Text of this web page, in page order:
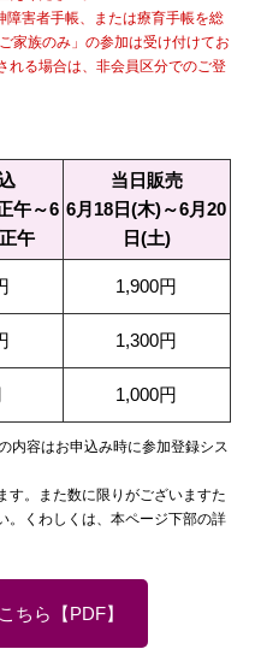
害者手帳、または療育手帳を総
家族のみ」の参加は受け付けてお
れる場合は、非会員区分でのご登
午～6
午
当日販売
6月18日(木)～6月20
日(土)
1,900円
1,300円
1,000円
内容はお申込み時に参加登録シス
。また数に限りがございますた
。くわしくは、本ページ下部の詳
ちら【PDF】